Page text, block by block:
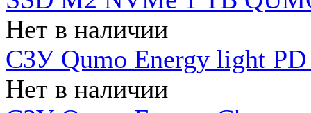
Нет в наличии
СЗУ Qumo Energy light PD
Нет в наличии